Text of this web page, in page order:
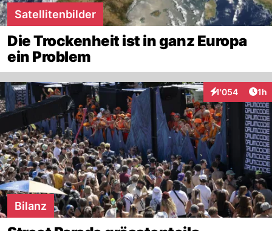
Satellitenbilder
Die Trockenheit ist in ganz Europa
ein Problem
1'054
Interaktionen1h
Bilanz